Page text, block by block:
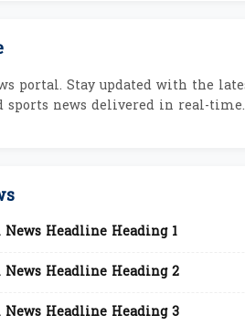
portal. Stay updated with the
sports news delivered in real-time.
Headline Heading 1
Headline Heading 2
Headline Heading 3